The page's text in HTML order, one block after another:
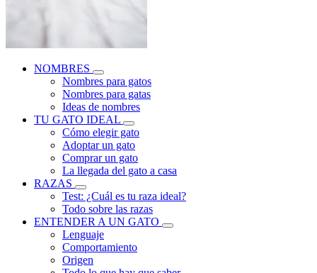
NOMBRES
Nombres para gatos
Nombres para gatas
Ideas de nombres
TU GATO IDEAL
Cómo elegir gato
Adoptar un gato
Comprar un gato
La llegada del gato a casa
RAZAS
Test: ¿Cuál es tu raza ideal?
Todo sobre las razas
ENTENDER A UN GATO
Lenguaje
Comportamiento
Origen